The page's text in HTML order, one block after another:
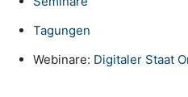
Tagungen
Webinare: Digitaler Staat